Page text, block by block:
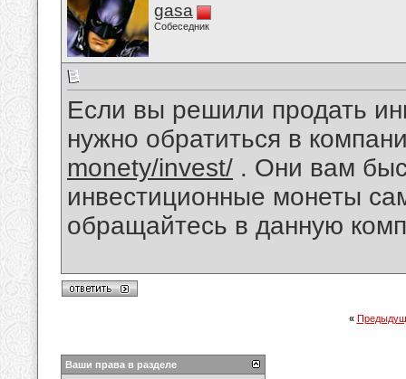
gasa
Собеседник
Если вы решили продать
нужно обратиться в
monety/invest/ . Они вам
инвестиционные монеты
обращайтесь в данную
«
Ваши права в разделе